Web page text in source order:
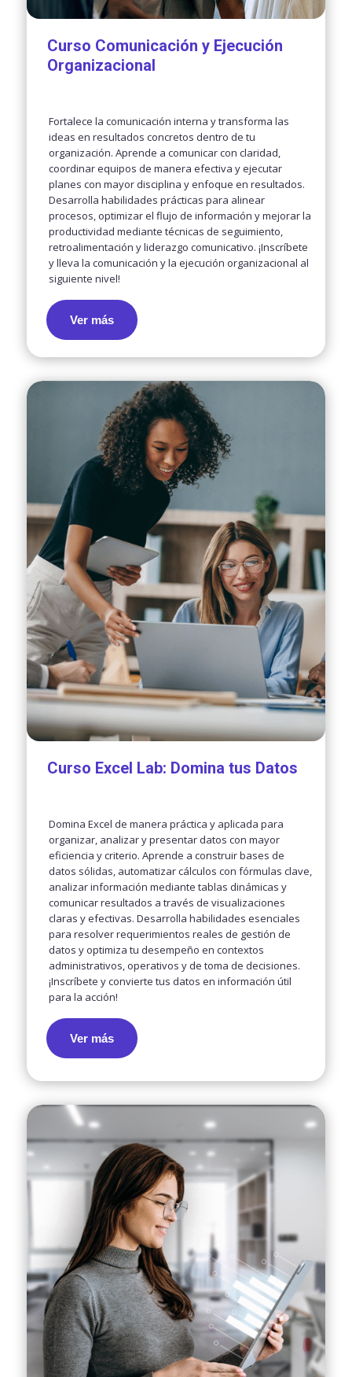
Curso Comunicación y Ejecución
Organizacional
Fortalece la comunicación interna y transforma las
ideas en resultados concretos dentro de tu
organización. Aprende a comunicar con claridad,
coordinar equipos de manera efectiva y ejecutar
planes con mayor disciplina y enfoque en resultados.
Desarrolla habilidades prácticas para alinear
procesos, optimizar el flujo de información y mejorar la
productividad mediante técnicas de seguimiento,
retroalimentación y liderazgo comunicativo. ¡Inscríbete
y lleva la comunicación y la ejecución organizacional al
siguiente nivel!
Ver más
Curso Excel Lab: Domina tus Datos
Domina Excel de manera práctica y aplicada para
organizar, analizar y presentar datos con mayor
eficiencia y criterio. Aprende a construir bases de
datos sólidas, automatizar cálculos con fórmulas clave,
analizar información mediante tablas dinámicas y
comunicar resultados a través de visualizaciones
claras y efectivas. Desarrolla habilidades esenciales
para resolver requerimientos reales de gestión de
datos y optimiza tu desempeño en contextos
administrativos, operativos y de toma de decisiones.
¡Inscríbete y convierte tus datos en información útil
para la acción!
Ver más